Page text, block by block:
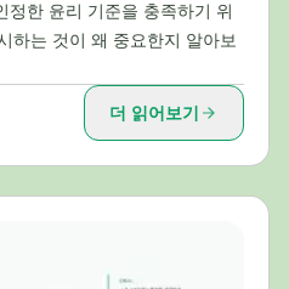
정한 윤리 기준을 충족하기 위
하는 것이 왜 중요한지 알아보
더 읽어보기